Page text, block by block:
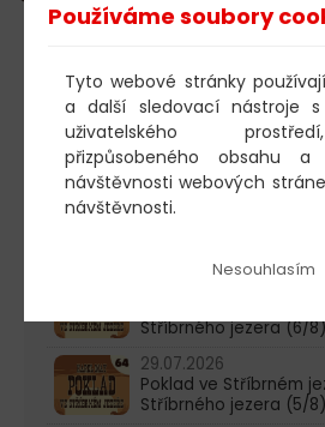
603
pondělí-čtvrtek:
Stříbrného jezera (6/8)
29.07.2026
Poklad ve Stříbrném
Stříbrného jezera (5/8)
Používáme soubory
Tyto webové stránky
a další sledovací nástroje
uživatelského
přizpůsobeného obsahu a
návštěvnosti webových
návštěvnosti.
Nesouhlasím